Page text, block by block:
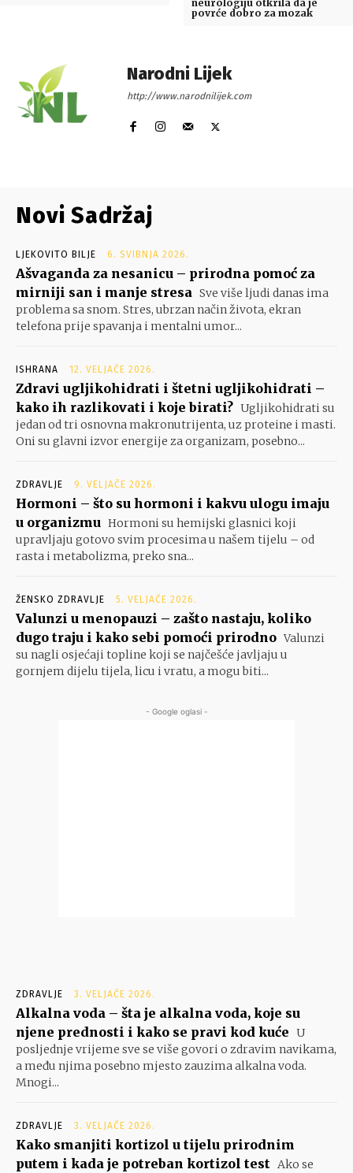
neurologiju otkrila da je
povrće dobro za mozak
Narodni Lijek
http://www.narodnilijek.com
Novi Sadržaj
LJEKOVITO BILJE 6. SVIBNJA 2026.
Ašvaganda za nesanicu – prirodna pomoć za
mirniji san i manje stresa Sve više ljudi danas ima
problema sa snom. Stres, ubrzan način života, ekran
telefona prije spavanja i mentalni umor...
ISHRANA 12. VELJAČE 2026.
Zdravi ugljikohidrati i štetni ugljikohidrati –
kako ih razlikovati i koje birati? Ugljikohidrati su
jedan od tri osnovna makronutrijenta, uz proteine i masti.
Oni su glavni izvor energije za organizam, posebno...
ZDRAVLJE 9. VELJAČE 2026.
Hormoni – što su hormoni i kakvu ulogu imaju
u organizmu Hormoni su hemijski glasnici koji
upravljaju gotovo svim procesima u našem tijelu – od
rasta i metabolizma, preko sna...
ŽENSKO ZDRAVLJE 5. VELJAČE 2026.
Valunzi u menopauzi – zašto nastaju, koliko
dugo traju i kako sebi pomoći prirodno Valunzi
su nagli osjećaji topline koji se najčešće javljaju u
gornjem dijelu tijela, licu i vratu, a mogu biti...
- Google oglasi -
ZDRAVLJE 3. VELJAČE 2026.
Alkalna voda – šta je alkalna voda, koje su
njene prednosti i kako se pravi kod kuće U
posljednje vrijeme sve se više govori o zdravim navikama,
a među njima posebno mjesto zauzima alkalna voda.
Mnogi...
ZDRAVLJE 3. VELJAČE 2026.
Kako smanjiti kortizol u tijelu prirodnim
putem i kada je potreban kortizol test Ako se